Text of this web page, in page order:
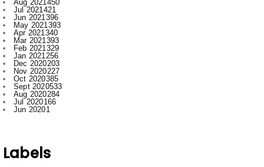
Mar 2021393
Feb 2021329
Jan 2021256
Dec 2020203
Nov 2020227
Oct 2020385
Sept 2020533
Aug 2020284
Jul 2020166
Jun 20201
Ambagarh
Ambagarh Chauki